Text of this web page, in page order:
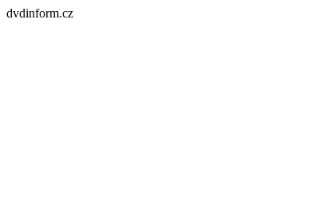
dvdinform.cz